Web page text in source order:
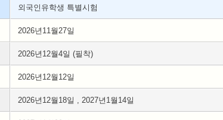
외국인유학생 특별시험
2026년11월27일
2026년12월4일 (필착)
2026년12월12일
2026년12월18일 , 2027년1월14일